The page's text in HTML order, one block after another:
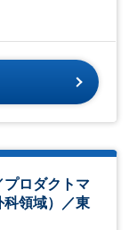
プロダクトマ
科領域）／東